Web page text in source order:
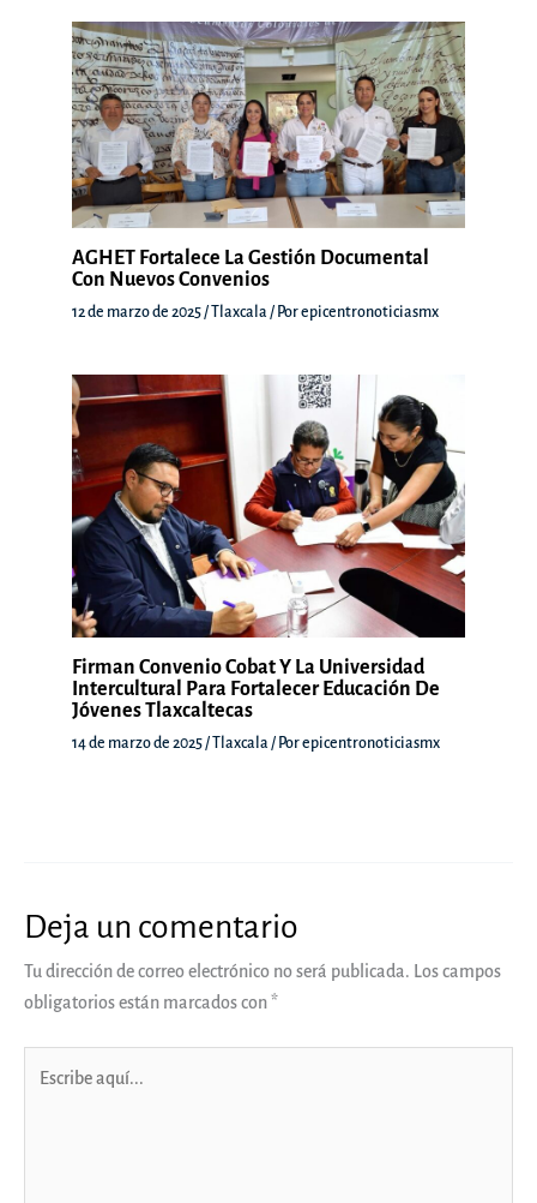
AGHET Fortalece La Gestión Documental
Con Nuevos Convenios
12 de marzo de 2025/ Tlaxcala / Porepicentronoticiasmx
Firman Convenio Cobat Y La Universidad
Intercultural Para Fortalecer Educación De
Jóvenes Tlaxcaltecas
14 de marzo de 2025 /Tlaxcala / Porepicentronoticiasmx
Deja un comentario
Tu dirección de correo electrónico no será publicada. Los campos
obligatorios están marcados con*